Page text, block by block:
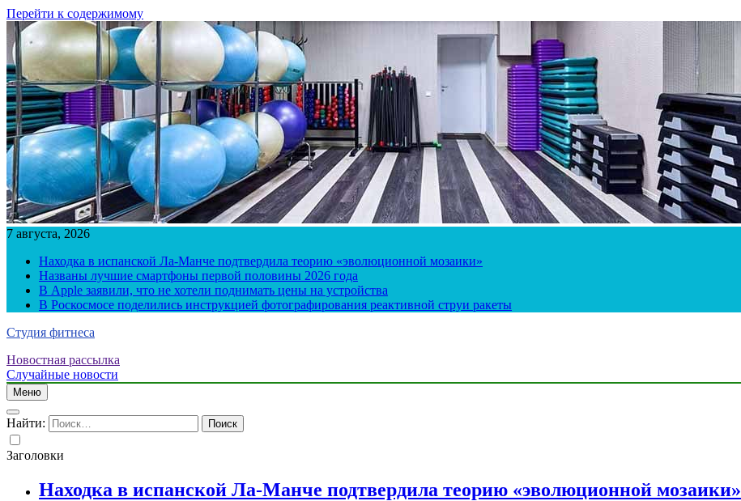
Перейти к содержимому
7 августа, 2026
Находка в испанской Ла-Манче подтвердила теорию «эволюционной мозаики»
Названы лучшие смартфоны первой половины 2026 года
В Apple заявили, что не хотели поднимать цены на устройства
В Роскосмосе поделились инструкцией фотографирования реактивной струи ракеты
Студия фитнеса
Новостная рассылка
Случайные новости
Меню
Найти:
Заголовки
Находка в испанской Ла-Манче подтвердила теорию «эволюционной мозаики»